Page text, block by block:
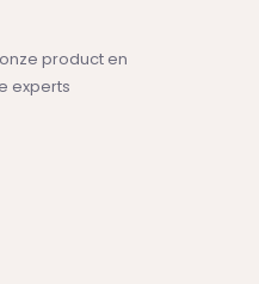
product en
experts